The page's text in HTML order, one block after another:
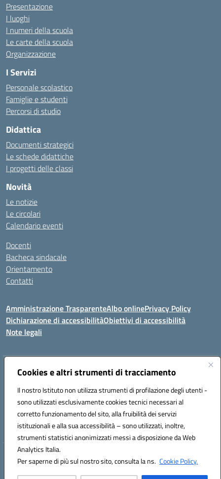
Cookies e altri strumenti di tracciamento
Il nostro Istituto non utilizza strumenti di profilazione degli utenti -
sono utilizzati esclusivamente cookies tecnici necessari al
corretto funzionamento del sito, alla fruibilità dei servizi
istituzionali e alla sua accessibilità – sono utilizzati, inoltre,
strumenti statistici anonimizzati messi a disposizione da Web
Analytics Italia.
Per saperne di più sul nostro sito, consulta la ns. Cookie Policy.
Presentazione
I luoghi
I numeri della scuola
Le carte della scuola
Organizzazione
I Servizi
Personale scolastico
Famiglie e studenti
Percorsi di studio
Didattica
Documenti strategici
Le schede didattiche
I progetti delle classi
Novità
Le notizie
Le circolari
Calendario eventi
Docenti
Bacheca sindacale
Orientamento
Contatti
Amministrazione TrasparenteAlbo onlinePrivacy Policy
Dichiarazione di accessibilitàObiettivi di accessibilità
Note legali
Indirizzo:Viale P. Togliatti snc 67039 Sulmona (AQ)
Posta elettronica certificata (PEC):aqis01900g@pec.istruzione.it
Codice fiscale: 92025400661
Codice meccanografico: AQIS01900G
Hosting & Powered by 3D Solution S.r.l.
Concept & Design by Designers Italia